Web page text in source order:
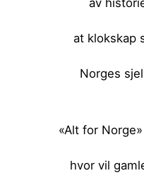
av
at klokskap
Norges
«Alt for
hvor vil